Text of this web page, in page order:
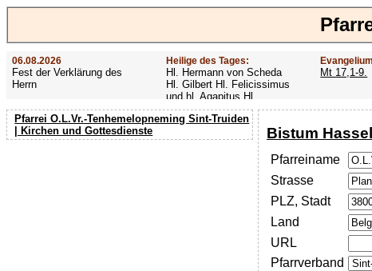
06.08.2026
Fest der Verklärung des
Herrn
Heilige des Tages:
Hl. Hermann von Scheda
Hl. Gilbert Hl. Felicissimus
und hl. Agapitus Hl.
Gezelinus (Gozelin)
Mt 17,1-9.
Pfarrei O.L.Vr.-Tenhemelopneming Sint-Truiden
| Kirchen und Gottesdienste
Bistum
Pfarreiname
Strasse
PLZ, Stadt
Land
URL
Pfarrverband